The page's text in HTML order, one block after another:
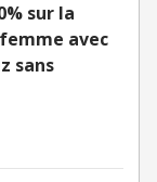
sur la
avec
sans